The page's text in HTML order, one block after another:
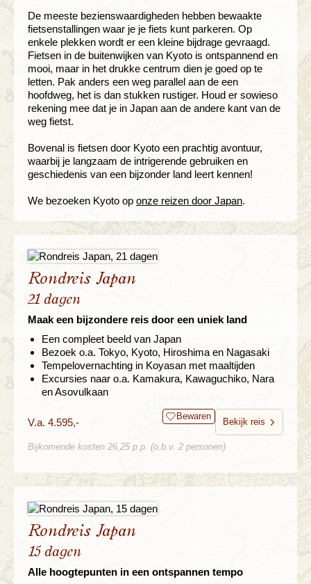
De meeste bezienswaardigheden hebben bewaakte
fietsenstallingen waar je je fiets kunt parkeren. Op
enkele plekken wordt er een kleine bijdrage gevraagd.
Fietsen in de buitenwijken van Kyoto is ontspannend en
mooi, maar in het drukke centrum dien je goed op te
letten. Pak anders een weg parallel aan de een
hoofdweg, het is dan stukken rustiger. Houd er sowieso
rekening mee dat je in Japan aan de andere kant van de
weg fietst.
Bovenal is fietsen door Kyoto een prachtig avontuur,
waarbij je langzaam de intrigerende gebruiken en
geschiedenis van een bijzonder land leert kennen!
We bezoeken Kyoto op onze reizen door Japan.
Rondreis Japan
21 dagen
Maak een bijzondere reis door een uniek land
Een compleet beeld van Japan
Bezoek o.a. Tokyo, Kyoto, Hiroshima en Nagasaki
Tempelovernachting in Koyasan met maaltijden
Excursies naar o.a. Kamakura, Kawaguchiko, Nara
en Asovulkaan
V.a. 4.595,- Bewaren
Bekijk reis
Bijkomende kosten 26,25 p.p. (o.b.v. 2 personen)
Rondreis Japan
15 dagen
Alle hoogtepunten in een ontspannen tempo